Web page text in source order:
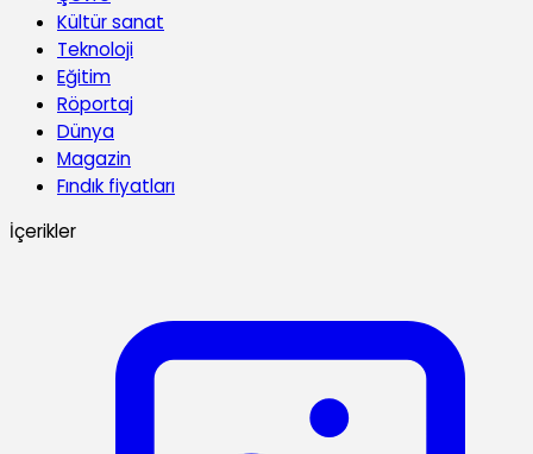
Kültür sanat
Teknoloji
Eğitim
Röportaj
Dünya
Magazin
Fındık fiyatları
İçerikler